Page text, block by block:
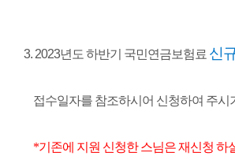
3. 2023년도 하반기 국민연금보험료 신
접수일자를 참조하시어 신청하여 주시
*기존에 지원 신청한 스님은 재신청 하